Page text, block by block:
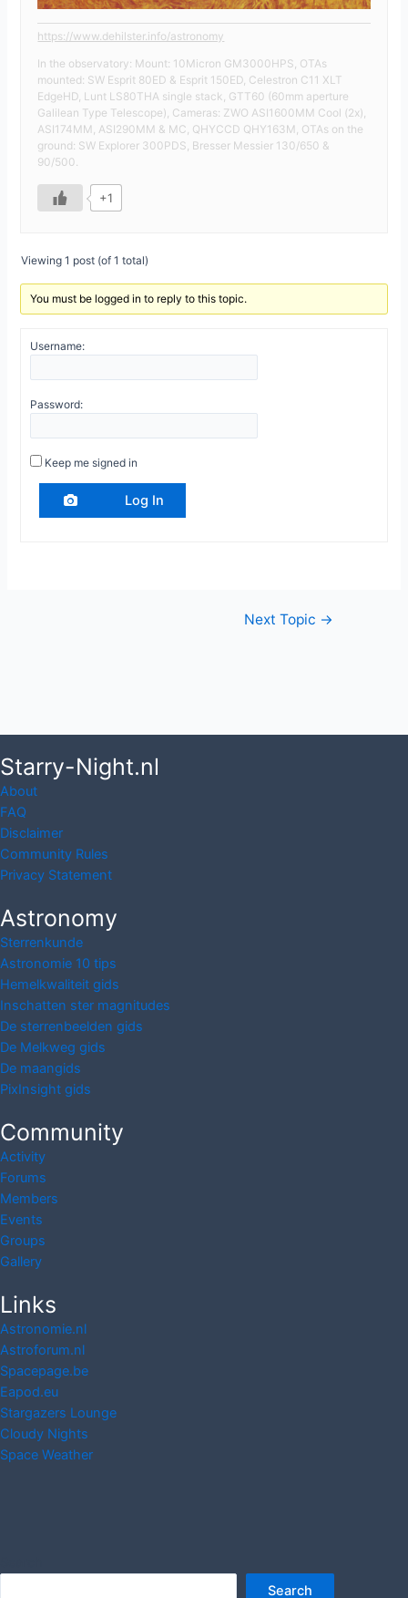
https://www.dehilster.info/astronomy
In the observatory: Mount: 10Micron GM3000HPS, OTAs
mounted: SW Esprit 80ED & Esprit 150ED, Celestron C11 XLT
EdgeHD, Lunt LS80THA single stack, GTT60 (60mm aperture
Galilean Type Telescope), Cameras: ZWO ASI1600MM Cool (2x),
ASI174MM, ASI290MM & MC, QHYCCD QHY163M, OTAs on the
ground: SW Explorer 300PDS, Bresser Messier 130/650 &
90/500.
+1
Viewing 1 post (of 1 total)
You must be logged in to reply to this topic.
Username:
Password:
Keep me signed in
Log In
Next Topic →
Starry-Night.nl
About
FAQ
Disclaimer
Community Rules
Privacy Statement
Astronomy
Sterrenkunde
Astronomie 10 tips
Hemelkwaliteit gids
Inschatten ster magnitudes
De sterrenbeelden gids
De Melkweg gids
De maangids
PixInsight gids
Community
Activity
Forums
Members
Events
Groups
Gallery
Links
Astronomie.nl
Astroforum.nl
Spacepage.be
Eapod.eu
Stargazers Lounge
Cloudy Nights
Space Weather
Search